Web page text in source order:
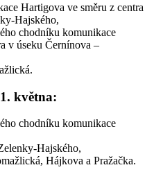
Hartigova ve směru z centra
Hajského,
chodníku komunikace
v úseku Černínova –
května:
chodníku komunikace
Hajského,
Hájkova a Pražačka.